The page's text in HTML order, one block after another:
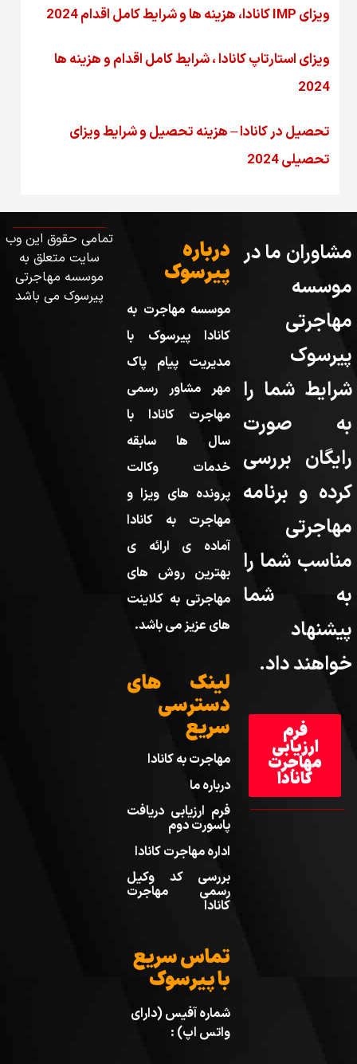
ویزای IMP کانادا، هزینه ها و شرایط کامل اقدام 2024
ویزای استارتاپ کانادا ، شرایط کامل اقدام و هزینه ها
2024
تحصیل در کانادا – هزینه‌ تحصیل و شرایط ویزای
تحصیلی 2024
مشاوران ما در
موسسه
مهاجرتی
پیرسوک
شرایط شما را
به صورت
رایگان بررسی
کرده و برنامه
مهاجرتی
مناسب شما را
به شما
پیشنهاد
خواهند داد.
فرم
ارزیابی
مهاجرت
کانادا
درباره
پیرسوک
موسسه مهاجرت به
کانادا پیرسوک با
مدیریت پیام پاک
مهر مشاور رسمی
مهاجرت کانادا با
سال ها سابقه
خدمات وکالت
پرونده های ویزا و
مهاجرت به کانادا
آماده ی ارائه ی
بهترین روش های
مهاجرتی به کلاینت
های عزیز می باشد.
لینک های
دسترسی
سریع
مهاجرت به کانادا
درباره ما
فرم ارزیابی دریافت
پاسورت دوم
اداره مهاجرت کانادا
بررسی کد وکیل
رسمی مهاجرت
کانادا
تماس سریع
با پیرسوک
شماره آفیس (دارای
واتس اپ) :
تمامی حقوق این وب
سایت متعلق به
موسسه مهاجرتی
پیرسوک می باشد